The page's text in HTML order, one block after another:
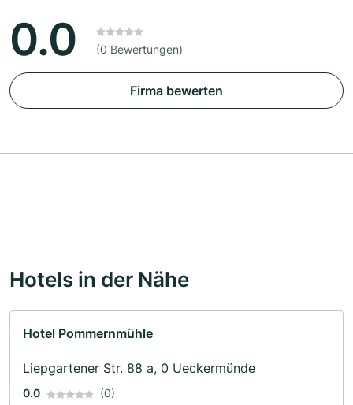
0.0 (0 Bewertungen)
Firma bewerten
Hotels in der Nähe
Hotel Pommernmühle
Liepgartener Str. 88 a, 0 Ueckermünde
0.0 (0)